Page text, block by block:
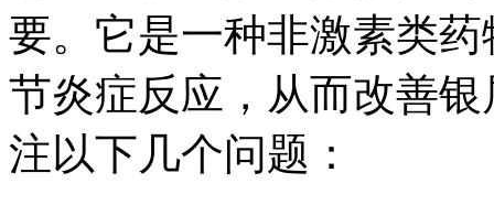
要。它是一种非激素类
节炎症反应，从而改善
注以下几个问题：